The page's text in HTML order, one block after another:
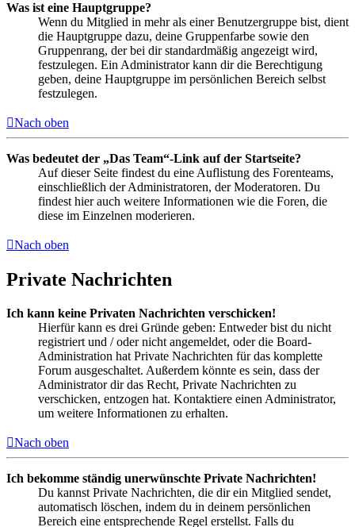
Was ist eine Hauptgruppe?
Wenn du Mitglied in mehr als einer Benutzergruppe bist, dient
die Hauptgruppe dazu, deine Gruppenfarbe sowie den
Gruppenrang, der bei dir standardmäßig angezeigt wird,
festzulegen. Ein Administrator kann dir die Berechtigung
geben, deine Hauptgruppe im persönlichen Bereich selbst
festzulegen.
Nach oben
Was bedeutet der „Das Team“-Link auf der Startseite?
Auf dieser Seite findest du eine Auflistung des Forenteams,
einschließlich der Administratoren, der Moderatoren. Du
findest hier auch weitere Informationen wie die Foren, die
diese im Einzelnen moderieren.
Nach oben
Private Nachrichten
Ich kann keine Privaten Nachrichten verschicken!
Hierfür kann es drei Gründe geben: Entweder bist du nicht
registriert und / oder nicht angemeldet, oder die Board-
Administration hat Private Nachrichten für das komplette
Forum ausgeschaltet. Außerdem könnte es sein, dass der
Administrator dir das Recht, Private Nachrichten zu
verschicken, entzogen hat. Kontaktiere einen Administrator,
um weitere Informationen zu erhalten.
Nach oben
Ich bekomme ständig unerwünschte Private Nachrichten!
Du kannst Private Nachrichten, die dir ein Mitglied sendet,
automatisch löschen, indem du in deinem persönlichen
Bereich eine entsprechende Regel erstellst. Falls du